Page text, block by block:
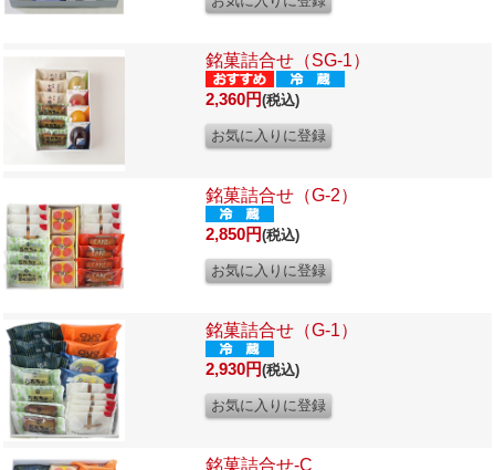
銘菓詰合せ（SG-1）
2,360円(税込)
銘菓詰合せ（G-2）
2,850円(税込)
銘菓詰合せ（G-1）
2,930円(税込)
銘菓詰合せ-C